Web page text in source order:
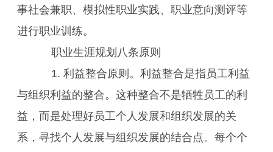
事社会兼职、模拟性职业实践、职业意向测评等
进行职业训练。
职业生涯规划八条原则
1. 利益整合原则。利益整合是指员工利益
与组织利益的整合。这种整合不是牺牲员工的利
益，而是处理好员工个人发展和组织发展的关
系，寻找个人发展与组织发展的结合点。每个个